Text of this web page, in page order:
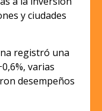
y ciudades
registró una
varias
desempeños